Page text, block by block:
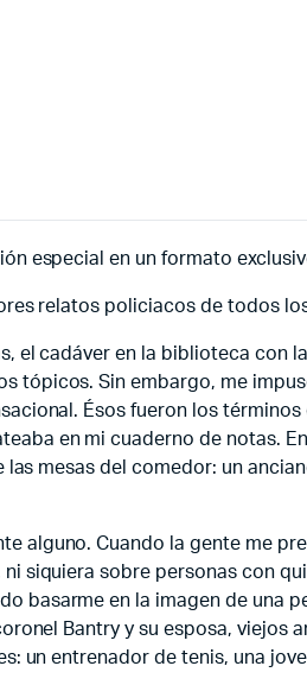
especial en un formato
relatos policiacos de todos
el cadáver en la biblioteca con
tópicos. Sin embargo, me
Ésos fueron los términos
en mi cuaderno de notas.
mesas del comedor: un
alguno. Cuando la gente me
siquiera sobre personas con
basarme en la imagen de una
Bantry y su esposa, viejos
un entrenador de tenis, una